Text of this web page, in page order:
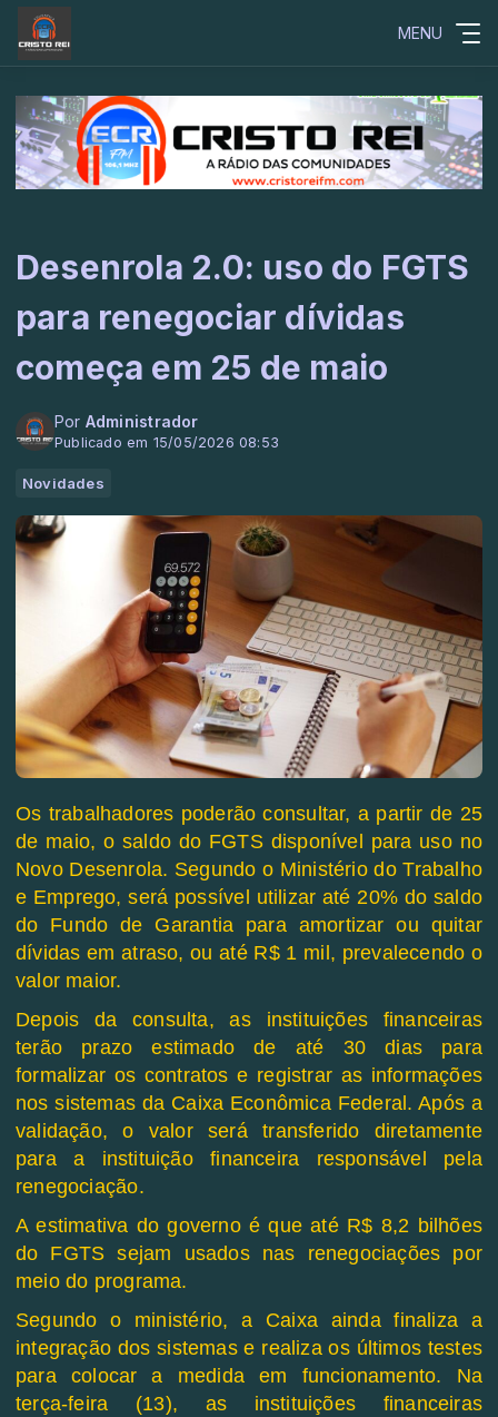
MENU
Desenrola 2.0: uso do FGTS
para renegociar dívidas
começa em 25 de maio
Por Administrador
Publicado em 15/05/2026 08:53
Novidades
Os trabalhadores poderão consultar, a partir de 25
de maio, o saldo do FGTS disponível para uso no
Novo Desenrola. Segundo o Ministério do Trabalho
e Emprego, será possível utilizar até 20% do saldo
do Fundo de Garantia para amortizar ou quitar
dívidas em atraso, ou até R$ 1 mil, prevalecendo o
valor maior.
Depois da consulta, as instituições financeiras
terão prazo estimado de até 30 dias para
formalizar os contratos e registrar as informações
nos sistemas da Caixa Econômica Federal. Após a
validação, o valor será transferido diretamente
para a instituição financeira responsável pela
renegociação.
A estimativa do governo é que até R$ 8,2 bilhões
do FGTS sejam usados nas renegociações por
meio do programa.
Segundo o ministério, a Caixa ainda finaliza a
integração dos sistemas e realiza os últimos testes
para colocar a medida em funcionamento. Na
terça-feira (13), as instituições financeiras